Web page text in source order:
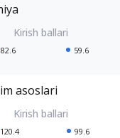
82.6 59.6
asoslari
120.4 99.6